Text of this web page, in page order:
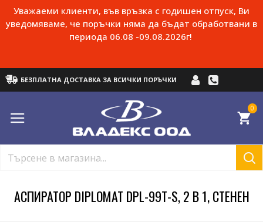
Уважаеми клиенти, във връзка с годишен отпуск, Ви
уведомяваме, че поръчки няма да бъдат обработвани в
периода 06.08 -09.08.2026г!
БЕЗПЛАТНА ДОСТАВКА ЗА ВСИЧКИ ПОРЪЧКИ
0
АСПИРАТОР DIPLOMAT DPL-99T-S, 2 В 1, СТЕНЕН